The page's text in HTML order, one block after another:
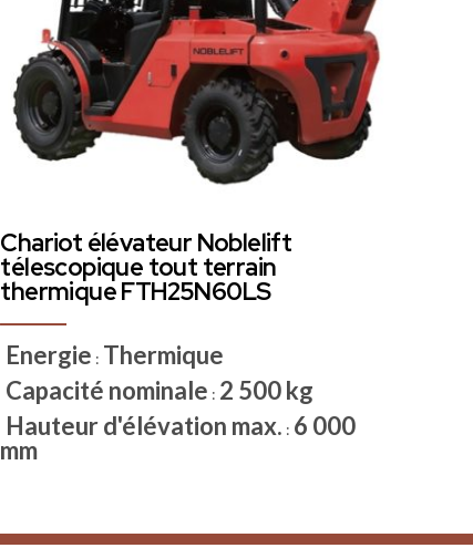
Chariot élévateur Noblelift
télescopique tout terrain
thermique FTH25N60LS
Energie : Thermique
Capacité nominale : 2 500 kg
Hauteur d'élévation max. : 6 000
mm